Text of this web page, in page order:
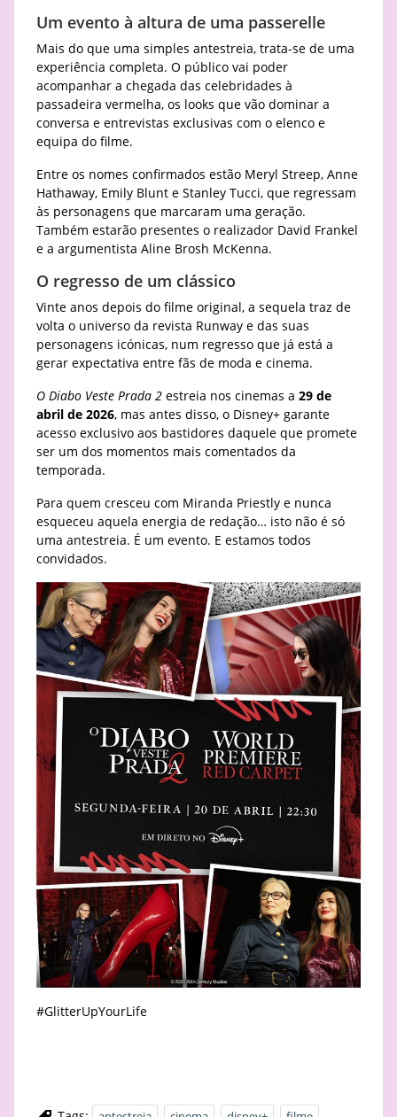
Um evento à altura de uma passerelle
Mais do que uma simples antestreia, trata-se de uma
experiência completa. O público vai poder
acompanhar a chegada das celebridades à
passadeira vermelha, os looks que vão dominar a
conversa e entrevistas exclusivas com o elenco e
equipa do filme.
Entre os nomes confirmados estão Meryl Streep, Anne
Hathaway, Emily Blunt e Stanley Tucci, que regressam
às personagens que marcaram uma geração.
Também estarão presentes o realizador David Frankel
e a argumentista Aline Brosh McKenna.
O regresso de um clássico
Vinte anos depois do filme original, a sequela traz de
volta o universo da revista Runway e das suas
personagens icónicas, num regresso que já está a
gerar expectativa entre fãs de moda e cinema.
O Diabo Veste Prada 2 estreia nos cinemas a 29 de
abril de 2026, mas antes disso, o Disney+ garante
acesso exclusivo aos bastidores daquele que promete
ser um dos momentos mais comentados da
temporada.
Para quem cresceu com Miranda Priestly e nunca
esqueceu aquela energia de redação… isto não é só
uma antestreia. É um evento. E estamos todos
convidados.
#GlitterUpYourLife